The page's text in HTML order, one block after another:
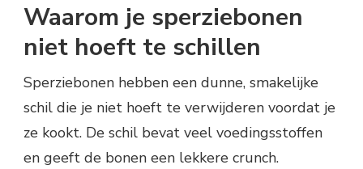
Waarom je sperziebonen
niet hoeft te schillen
Sperziebonen hebben een dunne, smakelijke
schil die je niet hoeft te verwijderen voordat je
ze kookt. De schil bevat veel voedingsstoffen
en geeft de bonen een lekkere crunch.